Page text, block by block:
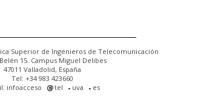
Superior de Ingenieros de Telecomunicación
15. Campus Miguel Delibes
47011 Valladolid, España
Tel: +34 983 423660
infoacceso
tel uva es